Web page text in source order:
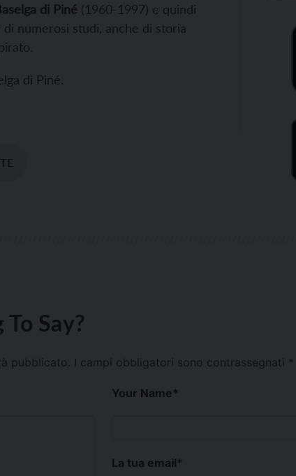
di Piné (1960-1997) e quindi
numerosi studi, anche di storia
di Piné.
Say?
pubblicato. I campi obbligatori sono contrassegnati *
Your Name*
La tua email*